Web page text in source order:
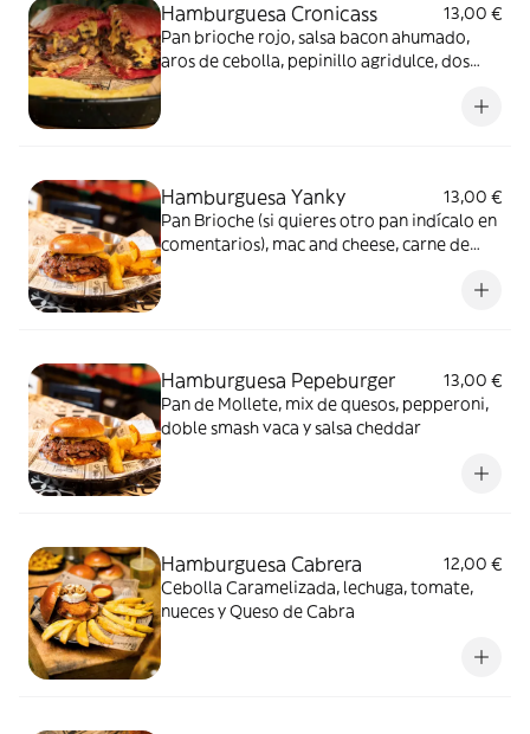
Hamburguesa Cronicass
13,00 €
Pan brioche rojo, salsa bacon ahumado,
aros de cebolla, pepinillo agridulce, dos
Hamburguesa Yanky
13,00 €
Pan Brioche (si quieres otro pan indícalo en
comentarios), mac and cheese, carne de
Hamburguesa Pepeburger
13,00 €
Pan de Mollete, mix de quesos, pepperoni,
doble smash vaca y salsa cheddar
Hamburguesa Cabrera
12,00 €
Cebolla Caramelizada, lechuga, tomate,
nueces y Queso de Cabra